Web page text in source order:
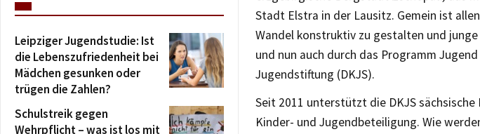
Stadt Elstra in der Lausitz. Gemein ist
Wandel konstruktiv zu gestalten und
und nun auch durch das Programm
Jugendstiftung (DKJS).
Seit 2011 unterstützt die DKJS
Kinder- und Jugendbeteiligung. Wie
Leipziger Jugendstudie: Ist
die Lebenszufriedenheit bei
Mädchen gesunken oder
trügen die Zahlen?
Schulstreik gegen
Wehrpflicht – was ist los mit